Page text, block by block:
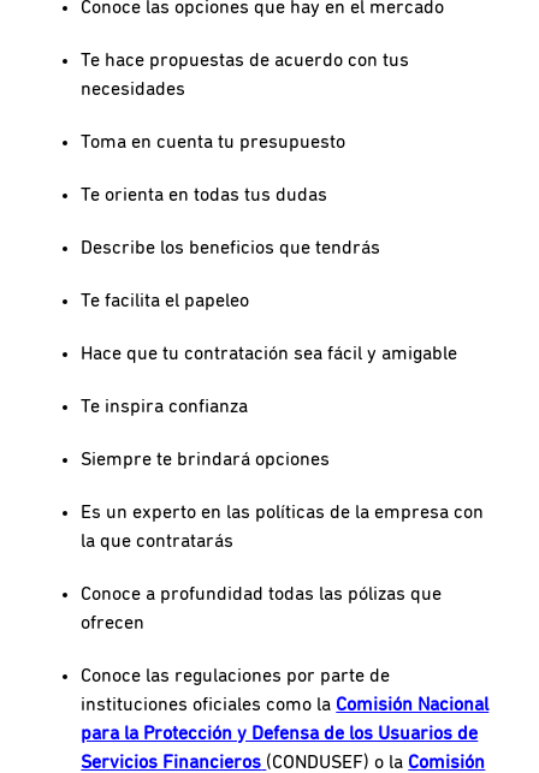
Conoce las opciones que hay en el mercado
Te hace propuestas de acuerdo con tus
necesidades
Toma en cuenta tu presupuesto
Te orienta en todas tus dudas
Describe los beneficios que tendrás
Te facilita el papeleo
Hace que tu contratación sea fácil y amigable
Te inspira confianza
Siempre te brindará opciones
Es un experto en las políticas de la empresa con
la que contratarás
Conoce a profundidad todas las pólizas que
ofrecen
Conoce las regulaciones por parte de
instituciones oficiales como la Comisión Nacional
para la Protección y Defensa de los Usuarios de
Servicios Financieros (CONDUSEF) o la Comisión